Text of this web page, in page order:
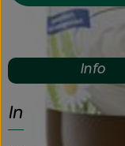
#30025 4,19 €
Info
Info